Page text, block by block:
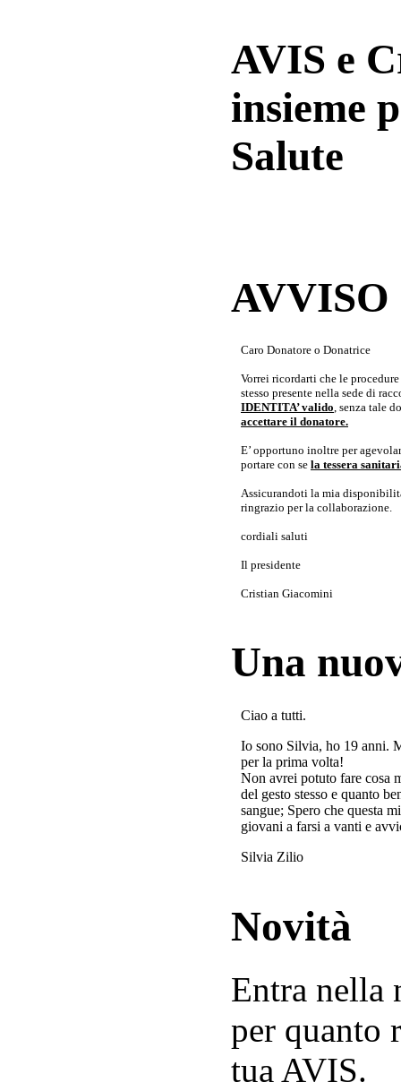
AVIS e
insieme
Salute
Caro Donatore o Donatrice
Vorrei ricordarti che le
stesso presente nella sede di
IDENTITA’ valido, senza tale
accettare il donatore.
E’ opportuno inoltre per
portare con se la tessera
Assicurandoti la mia
ringrazio per la collaborazione.
cordiali saluti
Il presidente
Cristian Giacomini
Una
Ciao a tutti.
Io sono Silvia, ho 19 anni.
per la prima volta!
Non avrei potuto fare cosa
del gesto stesso e quanto
sangue; Spero che questa
giovani a farsi a vanti e
Silvia Zilio
Novità
Entra nella
per quanto
tua AVIS.